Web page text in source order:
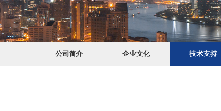
公司简介 企业文化 技术支持